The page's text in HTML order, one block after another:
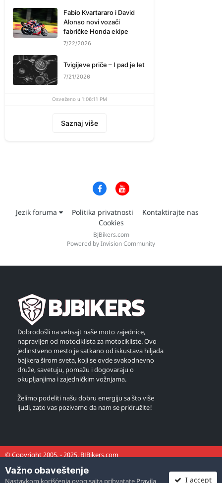
Fabio Kvartararo i David
Alonso novi vozači
fabričke Honda ekipe
7/22/2026
Tvigijeve priče – I pad je let
7/21/2026
Osveženo u 1:06:11 PM
Saznaj više
Jezik foruma Politika privatnosti
Kontaktirajte nas
Cookies
BJBikers.com
Powered by Invision Community
Dobrodošli na vebsajt naše moto zajednice,
napravljen od motociklista za motocikliste. Ovo
jedinstveno mesto je satkano od iskustava hiljada
bajkera širom sveta, koji se ovde svakodnevno
druže, savetuju, pomažu i dogovaraju o
okupljanjima i zajedničkim vožnjama.
Želimo podeliti našu dobru energiju sa što više
ljudi, zato vas pozivamo da nam se pridružite!
© Copyright 2005. - 2025. BJBikers.com
Važno obaveštenje
Nastavkom korišćenja ovog sajta prihvatate Pravila I accept